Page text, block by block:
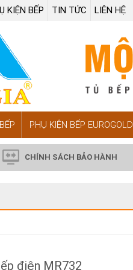
KIỆN BẾP TIN TỨC LIÊN HỆ
PHỤ KIỆN BẾP EUROGOLD
CHÍNH SÁCH BẢO HÀNH
điện MR732